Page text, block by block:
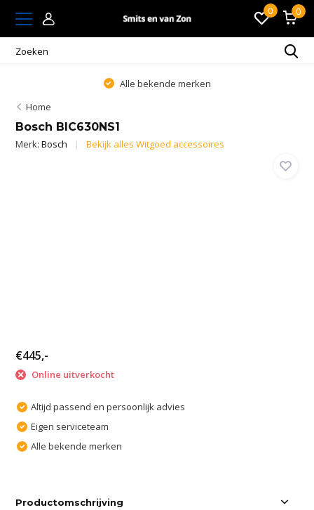
0 0
Alle bekende merken
Home
Bosch BIC630NS1
Merk:Bosch Bekijk alles Witgoed accessoires
€445,-
Online uitverkocht
Altijd passend en persoonlijk advies
Eigen serviceteam
Alle bekende merken
Productomschrijving